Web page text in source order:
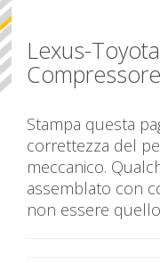
Lexus-
Stampa questa
correttezza del
meccanico.
assemblato con
non essere